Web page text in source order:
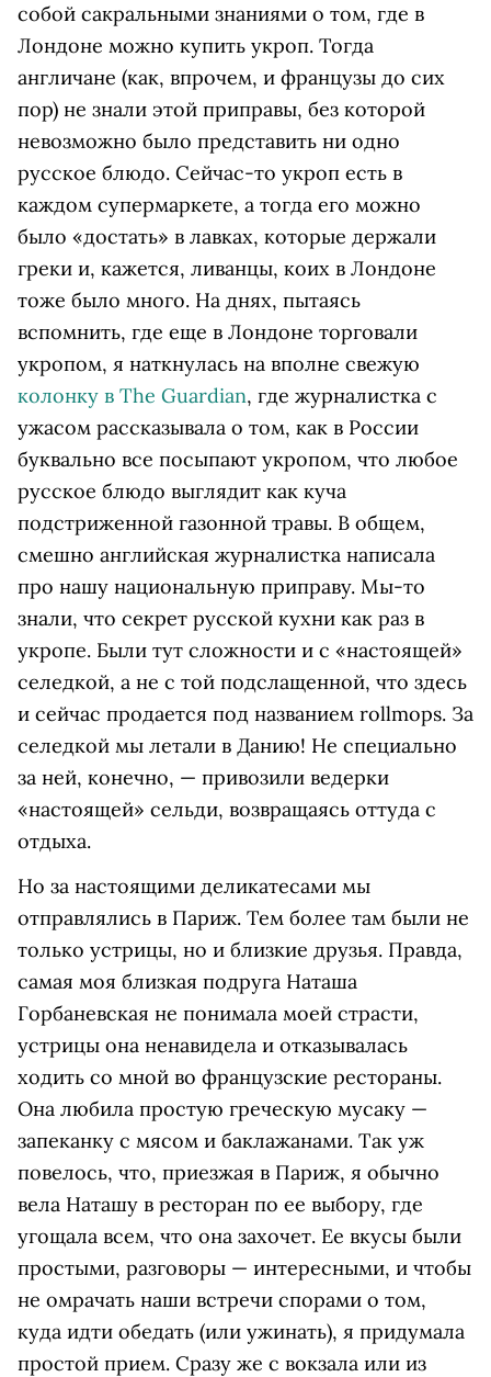
собой сакральными знаниями о том, где в
Лондоне можно купить укроп. Тогда
англичане (как, впрочем, и французы до сих
пор) не знали этой приправы, без которой
невозможно было представить ни одно
русское блюдо. Сейчас-то укроп есть в
каждом супермаркете, а тогда его можно
было «достать» в лавках, которые держали
греки и, кажется, ливанцы, коих в Лондоне
тоже было много. На днях, пытаясь
вспомнить, где еще в Лондоне торговали
укропом, я наткнулась на вполне свежую
колонку в The Guardian, где журналистка с
ужасом рассказывала о том, как в России
буквально все посыпают укропом, что любое
русское блюдо выглядит как куча
подстриженной газонной травы. В общем,
смешно английская журналистка написала
про нашу национальную приправу. Мы-то
знали, что секрет русской кухни как раз в
укропе. Были тут сложности и с «настоящей»
селедкой, а не с той подслащенной, что здесь
и сейчас продается под названием rollmops. За
селедкой мы летали в Данию! Не специально
за ней, конечно, — привозили ведерки
«настоящей» сельди, возвращаясь оттуда с
отдыха.
Но за настоящими деликатесами мы
отправлялись в Париж. Тем более там были не
только устрицы, но и близкие друзья. Правда,
самая моя близкая подруга Наташа
Горбаневская не понимала моей страсти,
устрицы она ненавидела и отказывалась
ходить со мной во французские рестораны.
Она любила простую греческую мусаку —
запеканку с мясом и баклажанами. Так уж
повелось, что, приезжая в Париж, я обычно
вела Наташу в ресторан по ее выбору, где
угощала всем, что она захочет. Ее вкусы были
простыми, разговоры — интересными, и чтобы
не омрачать наши встречи спорами о том,
куда идти обедать (или ужинать), я придумала
простой прием. Сразу же с вокзала или из